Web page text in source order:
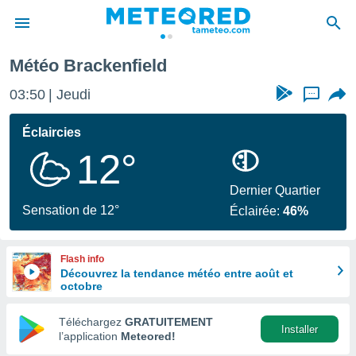
de
en
Météo Brackenfield
03:50 Jeudi ...
Éclaircies
12°
Sensation de 12°
Dernier Quartier
Éclairée:46%
Flash info
Découvrez la tendance météo entre août et
octobre
Téléchargez GRATUITEMENT
l’application Meteored!
Installer